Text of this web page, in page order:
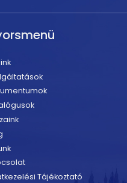
Tájékoztató